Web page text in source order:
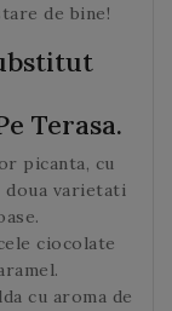
de bine!
Terasa.
picanta, cu
doua varietati
ciocolate
cu aroma de